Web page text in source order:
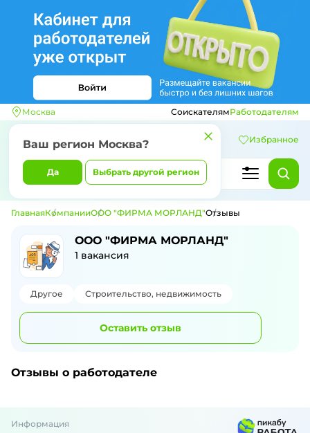
Москва
Ваш регион Москва?
Да Выбрать другой регион
СоискателямРаботодателям
Избранное
ГлавнаяКомпанииООО "ФИРМА МОРЛАНД"Отзывы
Отзывы о компании ООО "ФИРМА
ООО "ФИРМА МОРЛАНД"
1 вакансия
Другое Строительство, недвижимость
Оставить отзыв
Отзывы о работодателе
Информация